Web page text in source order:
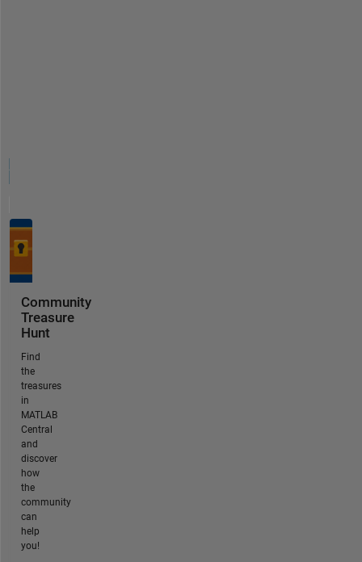
Community
Treasure
Hunt
Find
the
treasures
in
MATLAB
Central
and
discover
how
the
community
can
help
you!